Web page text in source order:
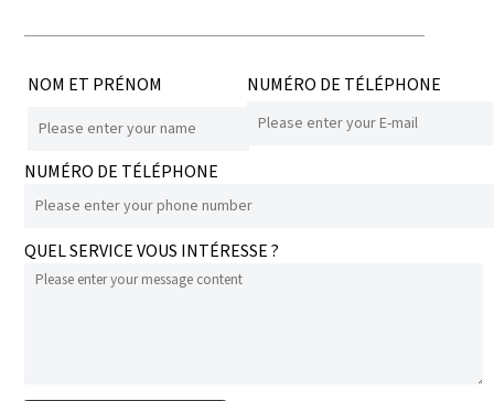
NOM ET PRÉNOM NUMÉRO DE TÉLÉPHONE
NUMÉRO DE TÉLÉPHONE
QUEL SERVICE VOUS INTÉRESSE ?